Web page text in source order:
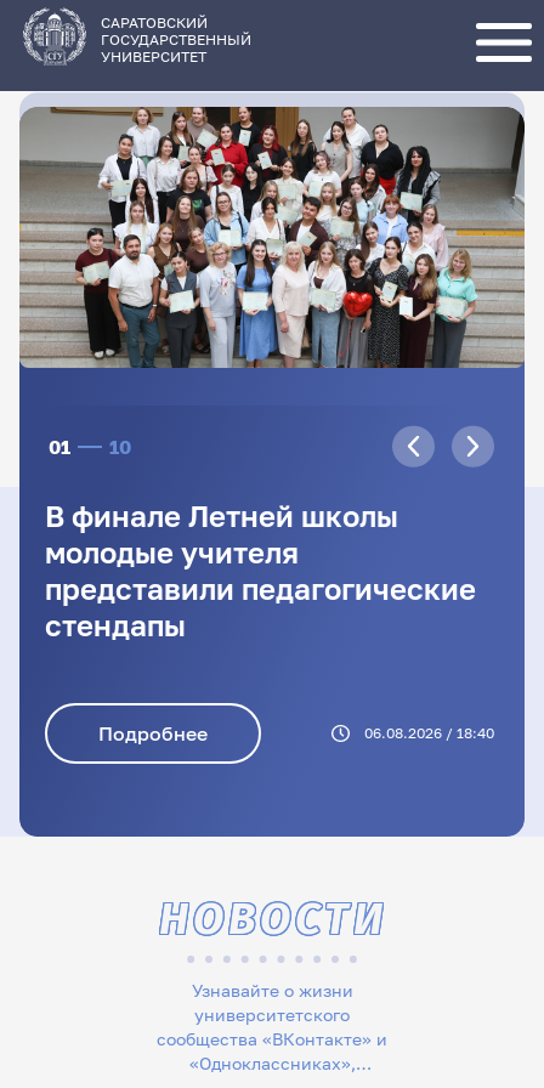
основному
содержанию
САРАТОВСКИЙ
ГОСУДАРСТВЕННЫЙ
УНИВЕРСИТЕТ
01 10
В финале Летней школы
молодые учителя
представили педагогические
стендапы
Подробнее 06.08.2026 / 18:40
Узнавайте о жизни
университетского
сообщества «ВКонтакте» и
«Одноклассниках»,
НОВОСТИ